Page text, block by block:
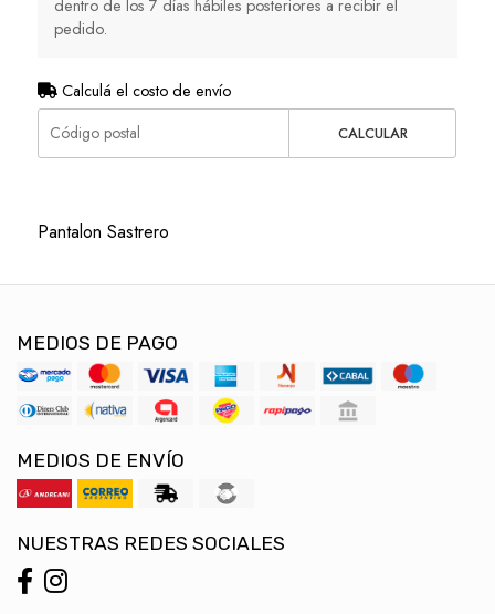
dentro de los 7 días hábiles posteriores a recibir el
pedido.
Calculá el costo de envío
CALCULAR
Pantalon Sastrero
MEDIOS DE PAGO
MEDIOS DE ENVÍO
NUESTRAS REDES SOCIALES